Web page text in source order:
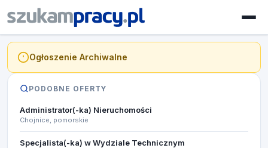
Ogłoszenie Archiwalne
PODOBNE OFERTY
Administrator(-ka) Nieruchomości
Chojnice, pomorskie
Specjalista(-ka) w Wydziale Technicznym